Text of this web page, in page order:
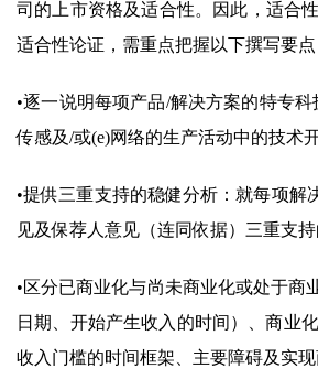
司的上市资格及适合性。因此，适合
适合性论证，需重点把握以下撰写要点
•逐一说明每项产品/解决方案的特专
传感及/或(e)网络的生产活动中的技术
•提供三重支持的稳健分析：就每项
见及保荐人意见（连同依据）三重支持
•区分已商业化与尚未商业化或处于
日期、开始产生收入的时间）、商业
收入门槛的时间框架、主要障碍及实现